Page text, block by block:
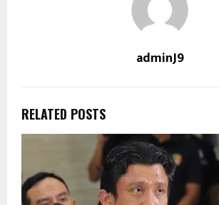
adminJ9
RELATED POSTS